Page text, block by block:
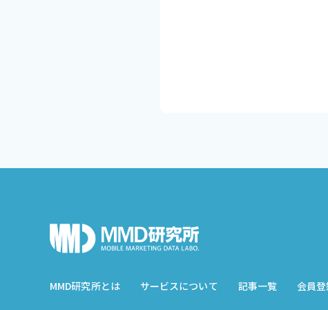
MMD研究所とは サービスについて 記事一覧 会員